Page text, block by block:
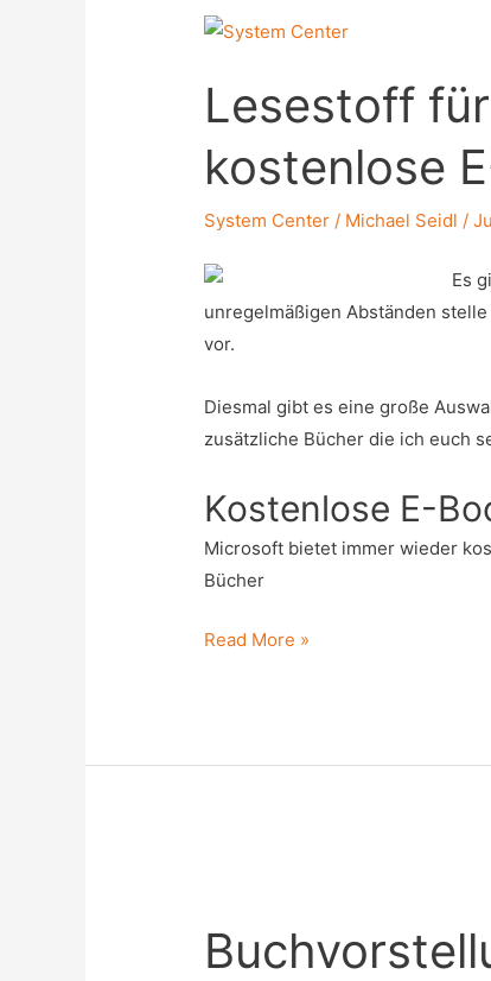
Lesestoff
kostenlose
System Center / Michael Seidl /
Es
unregelmäßigen Abständen
vor.
Diesmal gibt es eine große
zusätzliche Bücher die ich euch
Kostenlose E-
Microsoft bietet immer wieder
Bücher
Lesestoff
–
Read More »